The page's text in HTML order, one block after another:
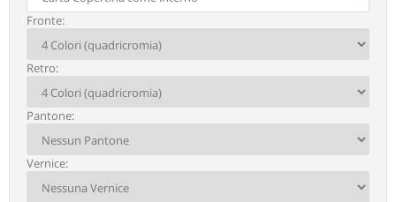
Fronte:
Retro:
Pantone:
Vernice: